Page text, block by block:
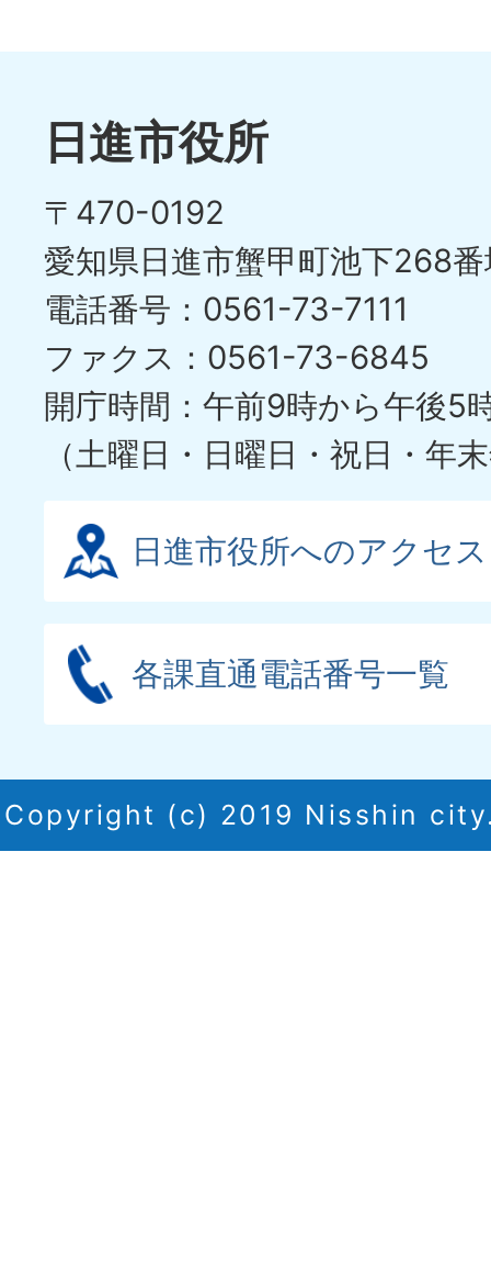
日進市役所
〒470-0192
愛知県日進市蟹甲町池下268
電話番号：0561-73-7111
ファクス：0561-73-6845
開庁時間：午前9時から午後5
（土曜日・日曜日・祝日・年
日進市役所へのアクセス
各課直通電話番号一覧
Copyright (c) 2019 Nisshin